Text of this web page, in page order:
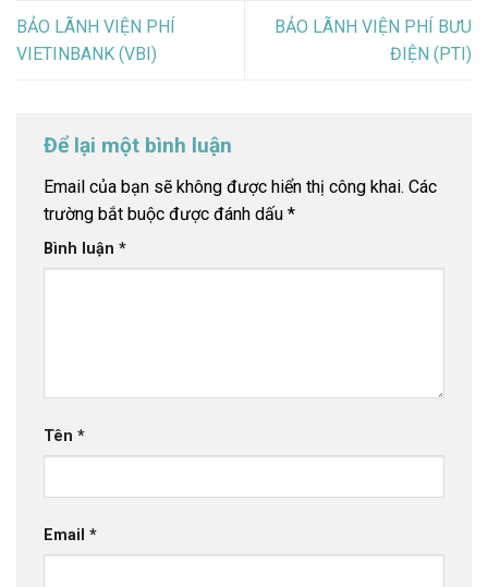
BẢO LÃNH VIỆN PHÍ
VIETINBANK (VBI)
BẢO LÃNH VIỆN PHÍ BƯU
ĐIỆN (PTI)
Để lại một bình luận
Email của bạn sẽ không được hiển thị công khai. Các
trường bắt buộc được đánh dấu *
Bình luận *
Tên *
Email *